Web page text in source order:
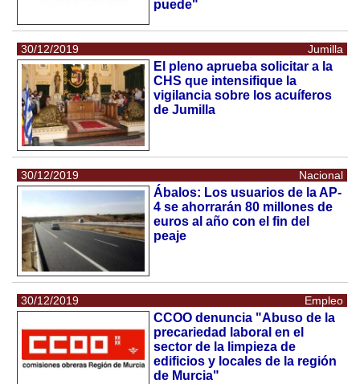
puede"
30/12/2019 Jumilla
El pleno aprueba solicitar a la
CHS que intensifique la
vigilancia sobre los acuíferos
de Jumilla
30/12/2019 Nacional
Ábalos: Los usuarios de la AP-
4 se ahorrarán 80 millones de
euros al año con el fin del
peaje
30/12/2019 Empleo
CCOO denuncia "Abuso de la
precariedad laboral en el
sector de la limpieza de
edificios y locales de la región
de Murcia"